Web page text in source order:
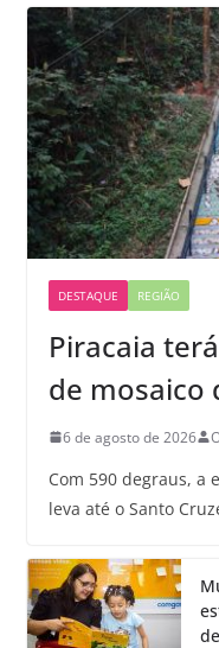
DESTAQUE REGIÃO
Piracaia
de mosaico
6 de agosto de 2026
Com 590 degraus, a
leva até o Santo